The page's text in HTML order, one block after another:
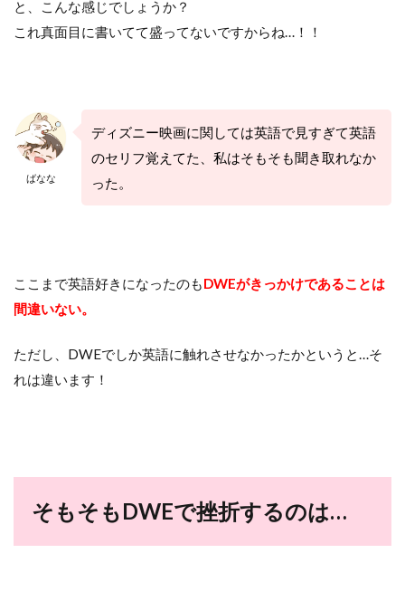
と、こんな感じでしょうか？
これ真面目に書いてて盛ってないですからね…！！
ばなな
ディズニー映画に関しては英語で見すぎて英語
のセリフ覚えてた、私はそもそも聞き取れなか
った。
ここまで英語好きになったのもDWEがきっかけであることは
間違いない。
ただし、DWEでしか英語に触れさせなかったかというと…そ
れは違います！
そもそもDWEで挫折するのは…